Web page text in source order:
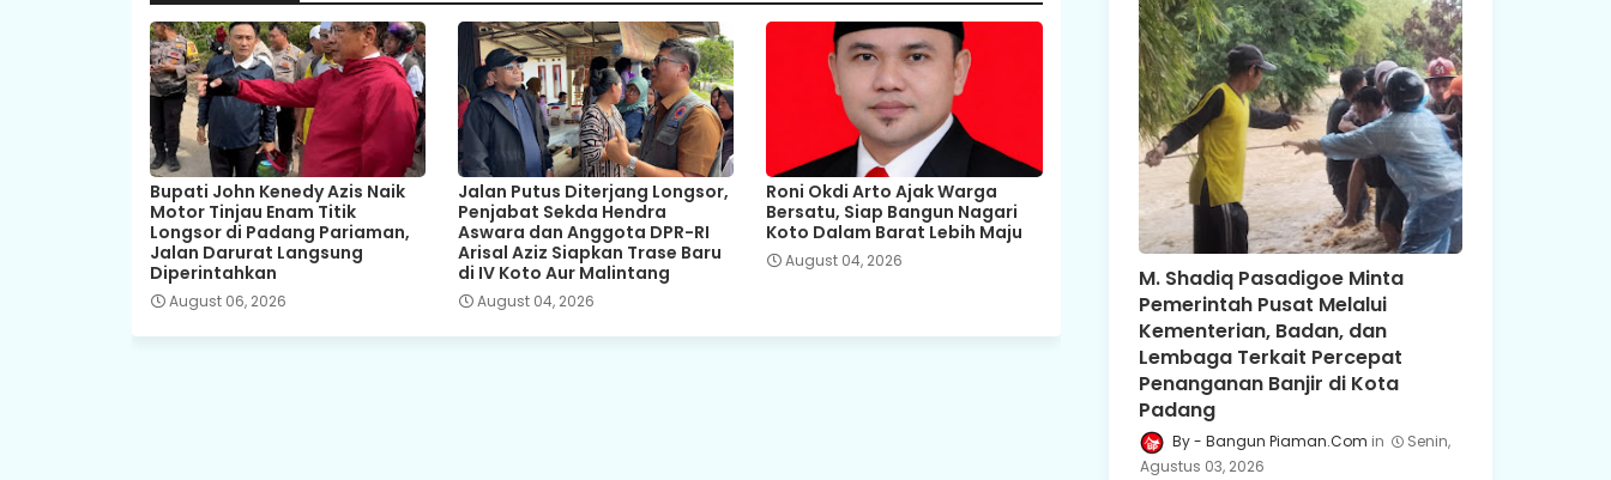
Bupati John Kenedy Azis Naik
Motor Tinjau Enam Titik
Longsor di Padang Pariaman,
Jalan Darurat Langsung
Diperintahkan
August 06, 2026
Jalan Putus Diterjang Longsor,
Penjabat Sekda Hendra
Aswara dan Anggota DPR-RI
Arisal Aziz Siapkan Trase Baru
di IV Koto Aur Malintang
August 04, 2026
Roni Okdi Arto Ajak Warga
Bersatu, Siap Bangun Nagari
Koto Dalam Barat Lebih Maju
August 04, 2026
M. Shadiq Pasadigoe Minta
Pemerintah Pusat Melalui
Kementerian, Badan, dan
Lembaga Terkait Percepat
Penanganan Banjir di Kota
Padang
Bangun Piaman.Com
Senin,
Agustus 03, 2026